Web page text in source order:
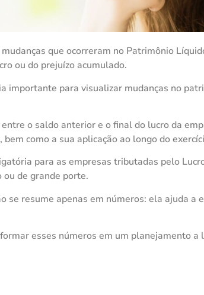
que ocorreram no Patrimônio
ou do prejuízo acumulado.
importante para visualizar mudanças no
o saldo anterior e o final do lucro da
como a sua aplicação ao longo do
para as empresas tributadas pelo
de grande porte.
se resume apenas em números: ela ajuda a
esses números em um planejamento a